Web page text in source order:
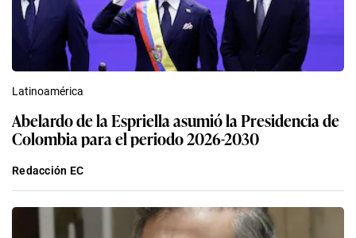
Latinoamérica
Abelardo de la Espriella asumió la Presidencia de
Colombia para el periodo 2026-2030
Redacción EC